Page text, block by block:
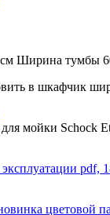
Ширина тумбы
в шкафчик
мойки Schock
pdf,